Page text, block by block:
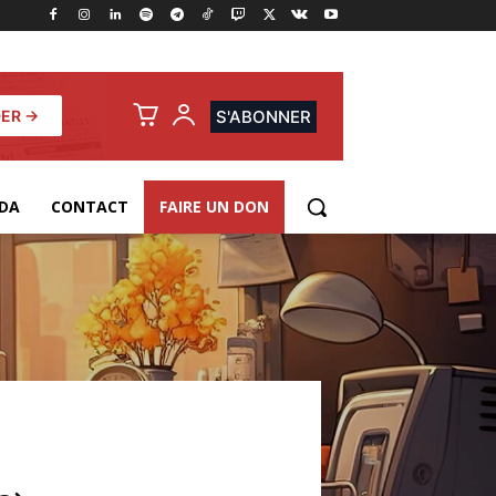
→ S'ABONNER
CONTACT FAIRE UN DON